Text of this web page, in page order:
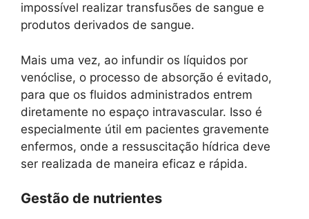
impossível realizar transfusões de sangue e
produtos derivados de sangue.
Mais uma vez, ao infundir os líquidos por
venóclise, o processo de absorção é evitado,
para que os fluidos administrados entrem
diretamente no espaço intravascular. Isso é
especialmente útil em pacientes gravemente
enfermos, onde a ressuscitação hídrica deve
ser realizada de maneira eficaz e rápida.
Gestão de nutrientes